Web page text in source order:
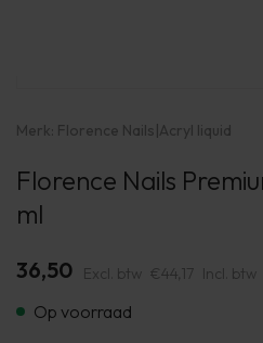
Merk: Florence Nails|Acryl liquid
Florence Nails
ml
36,50 Excl. btw €44,17 Incl. btw
Op voorraad